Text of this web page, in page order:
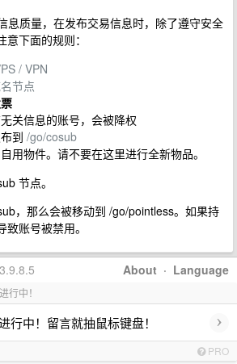
息质量，在发布交易信息时，除了遵守安全
下面的规则：
/ VPN
节点
关信息的账号，会被降权
到 /go/cosub
用物件。请不要在这里进行全新物品。
节点。
，那么会被移动到 /go/pointless。如果持
账号被禁用。
About · Language
行中！
行中！留言就抽鼠标键盘！ ›
PRO